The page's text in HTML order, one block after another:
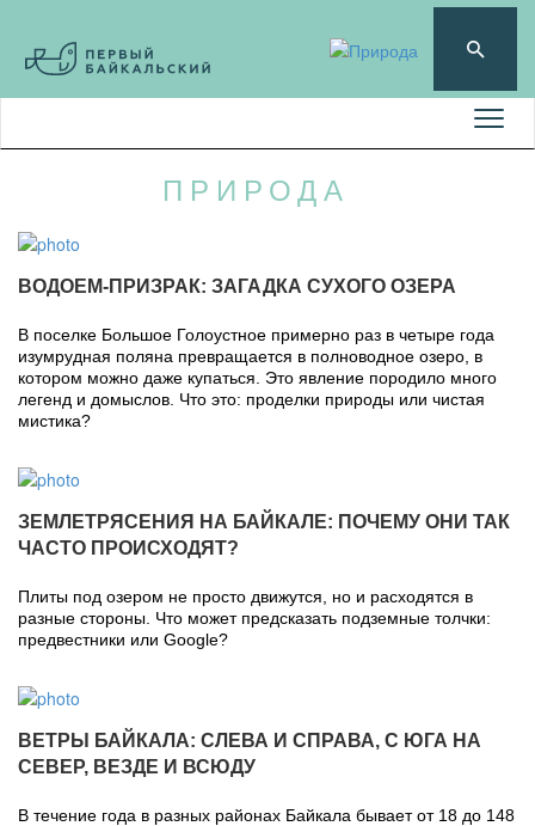
ПРИРОДА
ВОДОЕМ-ПРИЗРАК: ЗАГАДКА СУХОГО ОЗЕРА
В поселке Большое Голоустное примерно раз в четыре года
изумрудная поляна превращается в полноводное озеро, в
котором можно даже купаться. Это явление породило много
легенд и домыслов. Что это: проделки природы или чистая
мистика?
ЗЕМЛЕТРЯСЕНИЯ НА БАЙКАЛЕ: ПОЧЕМУ ОНИ ТАК
ЧАСТО ПРОИСХОДЯТ?
Плиты под озером не просто движутся, но и расходятся в
разные стороны. Что может предсказать подземные толчки:
предвестники или Google?
ВЕТРЫ БАЙКАЛА: СЛЕВА И СПРАВА, С ЮГА НА
СЕВЕР, ВЕЗДЕ И ВСЮДУ
В течение года в разных районах Байкала бывает от 18 до 148